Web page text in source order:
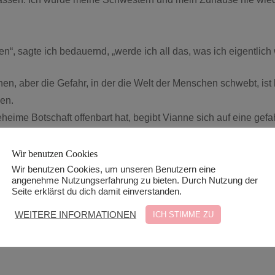
sagte ich bedauernd, „werde ich all das, was ich eigentlich
aber die Gefahr, in der die Welt der Menschen schwebt,
Botschaft offenbart hat, begibt Vianne sich auf eine
voller Intrigen, Überraschungen, Romantik und
Wir benutzen Cookies
Wir benutzen Cookies, um unseren Benutzern eine
angenehme Nutzungserfahrung zu bieten. Durch Nutzung der
Seite erklärst du dich damit einverstanden.
WEITERE INFORMATIONEN ICH STIMME ZU